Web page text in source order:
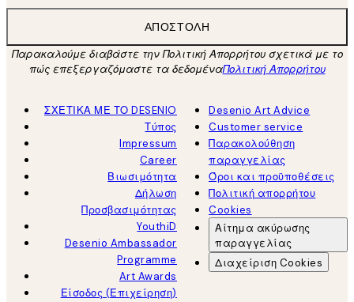
ΑΠΟΣΤΟΛΉ
Παρακαλούμε διαβάστε την Πολιτική Απορρήτου σχετικά με το
πώς επεξεργαζόμαστε τα δεδομέναΠολιτική Απορρήτου
ΣΧΕΤΙΚΑ ΜΕ ΤΟ DESENIO
Τύπος
Impressum
Career
Βιωσιμότητα
Δήλωση
Προσβασιμότητας
YouthiD
Desenio Ambassador
Programme
Art Awards
Είσοδος (Επιχείρηση)
Desenio Art Advice
Customer service
Παρακολούθηση
παραγγελίας
Όροι και προϋποθέσεις
Πολιτική απορρήτου
Cookies
Αίτημα ακύρωσης
παραγγελίας
Διαχείριση Cookies